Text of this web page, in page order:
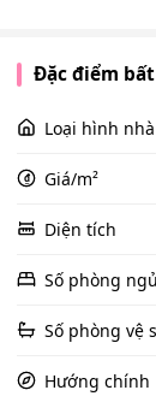
Đặc điểm
Loại hình
Giá/m²
Diện tích
Số phòng ngủ
Số phòng vệ
Hướng chính